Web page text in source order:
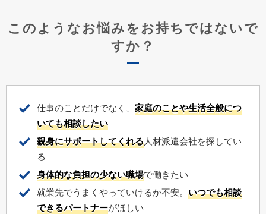
このようなお悩みをお持ちではないで
すか？
仕事のことだけでなく、 家庭のことや生活全般につ
いても相談したい
親身にサポートしてくれる人材派遣会社を探してい
る
身体的な負担の少ない職場で働きたい
就業先でうまくやっていけるか不安。 いつでも相談
できるパートナーがほしい